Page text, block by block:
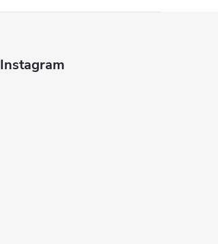
Instagram